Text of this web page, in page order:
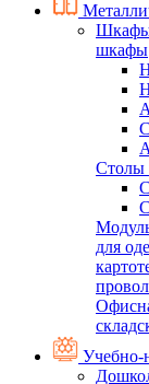
шкафы
Столы
для
Учебно-